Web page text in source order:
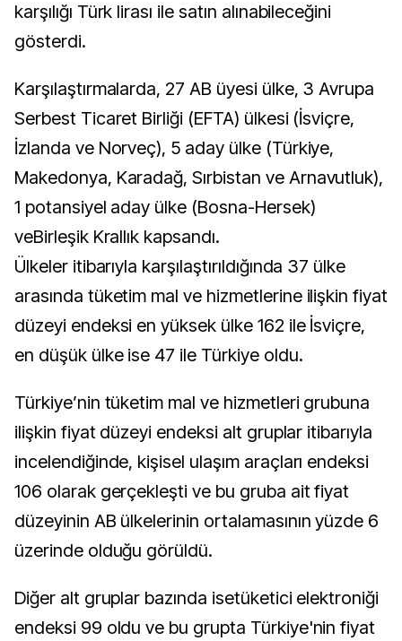
karşılığı Türk lirası ile satın alınabileceğini
gösterdi.
Karşılaştırmalarda, 27 AB üyesi ülke, 3 Avrupa
Serbest Ticaret Birliği (EFTA) ülkesi (İsviçre,
İzlanda ve Norveç), 5 aday ülke (Türkiye,
Makedonya, Karadağ, Sırbistan ve Arnavutluk),
1 potansiyel aday ülke (Bosna-Hersek)
veBirleşik Krallık kapsandı.
Ülkeler itibarıyla karşılaştırıldığında 37 ülke
arasında tüketim mal ve hizmetlerine ilişkin fiyat
düzeyi endeksi en yüksek ülke 162 ile İsviçre,
en düşük ülke ise 47 ile Türkiye oldu.
Türkiye’nin tüketim mal ve hizmetleri grubuna
ilişkin fiyat düzeyi endeksi alt gruplar itibarıyla
incelendiğinde, kişisel ulaşım araçları endeksi
106 olarak gerçekleşti ve bu gruba ait fiyat
düzeyinin AB ülkelerinin ortalamasının yüzde 6
üzerinde olduğu görüldü.
Diğer alt gruplar bazında isetüketici elektroniği
endeksi 99 oldu ve bu grupta Türkiye'nin fiyat